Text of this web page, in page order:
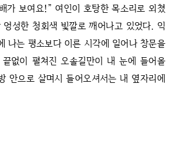
가 보여요!” 여인이 호탕한 목소리로 외쳤
성한 청회색 빛깔로 깨어나고 있었다. 익
나는 평소보다 이른 시각에 일어나 창문을
없이 펼쳐진 오솔길만이 내 눈에 들어올
안으로 살며시 들어오셔서는 내 옆자리에